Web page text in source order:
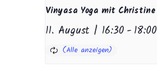
Vinyasa Yoga mit Christine
11. August | 16:30 -18:00